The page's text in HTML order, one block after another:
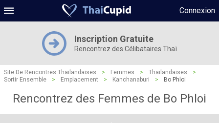
Connexion
Inscription Gratuite
Rencontrez des Célibataires Thaï
Site De Rencontres Thaïlandaises > Femmes > Thaïlandaises
>
Sortir Ensemble
> Emplacement > Kanchanaburi > Bo Phloi
Rencontrez des Femmes de Bo Phloi